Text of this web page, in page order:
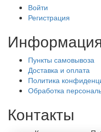
Войти
Регистрация
Пункты самовывоза
Доставка и оплата
Политика
Обработка
Контакты